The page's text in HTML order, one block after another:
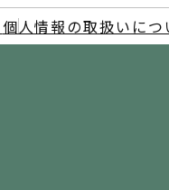
個人情報の取扱いにつ